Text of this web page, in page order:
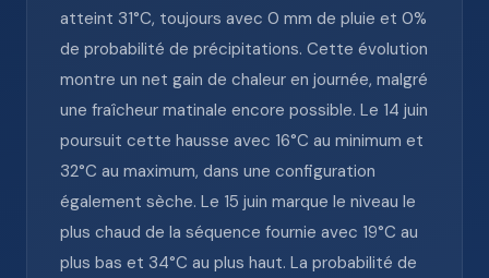
atteint 31°C, toujours avec 0 mm de pluie et 0%
de probabilité de précipitations. Cette évolution
montre un net gain de chaleur en journée, malgré
une fraîcheur matinale encore possible. Le 14 juin
poursuit cette hausse avec 16°C au minimum et
32°C au maximum, dans une configuration
également sèche. Le 15 juin marque le niveau le
plus chaud de la séquence fournie avec 19°C au
plus bas et 34°C au plus haut. La probabilité de